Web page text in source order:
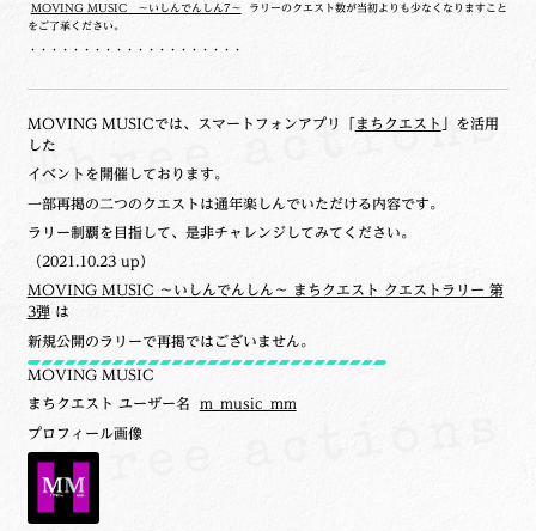
MOVING MUSIC ～いしんでんしん7～ ラリーのクエスト数が当初よりも少なくなりますこと
をご了承ください。
・・・・・・・・・・・・・・・・・・・・
MOVING MUSICでは、スマートフォンアプリ「 まちクエスト
」を活用
した
イベントを開催しております。
一部再掲の二つのクエストは通年楽しんでいただける内容です。
ラリー制覇を目指して、是非チャレンジしてみてください。
（2021.10.23 up）
MOVING MUSIC ～いしんでんしん～ まちクエスト クエストラリー 第
3弾は
新規公開のラリーで再掲ではございません。
MOVING MUSIC
まちクエスト ユーザー名 m_music_mm
プロフィール画像